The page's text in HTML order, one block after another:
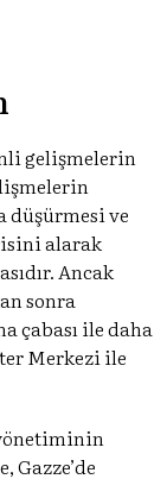
gelişmelerin
düşürmesi ve
alarak
Ancak
sonra
çabası ile daha
Merkezi ile
Gazze’de